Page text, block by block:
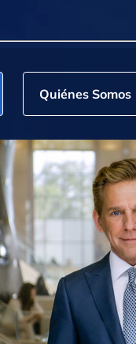
Quiénes Somos